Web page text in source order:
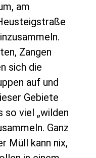
am
Zangen
sich die
auf und
Gebiete
so viel „wilden
Ganz
Müll kann nix,